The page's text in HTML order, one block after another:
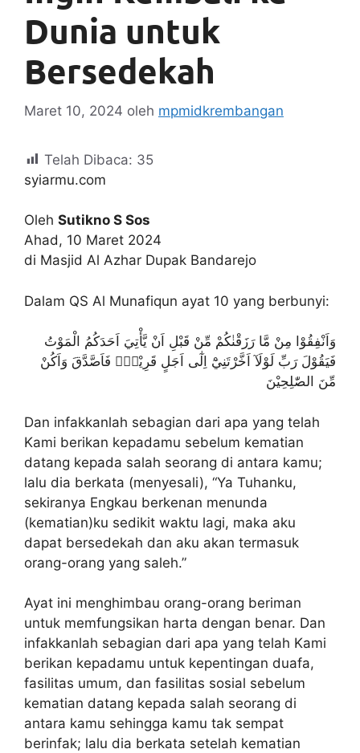
Dunia untuk
Bersedekah
Maret 10, 2024 oleh mpmidkrembangan
Telah Dibaca: 35
syiarmu.com
Oleh Sutikno S Sos
Ahad, 10 Maret 2024
di Masjid Al Azhar Dupak Bandarejo
Dalam QS Al Munafiqun ayat 10 yang berbunyi:
وَاَنْفِقُوْا مِنْ مَّا رَزَقْنٰكُمْ مِّنْ قَبْلِ اَنْ يَّأْتِيَ اَحَدَكُمُ الْمَوْتُ
فَيَقُوْلَ رَبِّ لَوْلَآ اَخَّرْتَنِيْٓ اِلٰٓى اَجَلٍ قَرِيْبٍۚ فَاَصَّدَّقَ وَاَكُنْ
مِّنَ الصّٰلِحِيْنَ
Dan infakkanlah sebagian dari apa yang telah
Kami berikan kepadamu sebelum kematian
datang kepada salah seorang di antara kamu;
lalu dia berkata (menyesali), “Ya Tuhanku,
sekiranya Engkau berkenan menunda
(kematian)ku sedikit waktu lagi, maka aku
dapat bersedekah dan aku akan termasuk
orang-orang yang saleh.”
Ayat ini menghimbau orang-orang beriman
untuk memfungsikan harta dengan benar. Dan
infakkanlah sebagian dari apa yang telah Kami
berikan kepadamu untuk kepentingan duafa,
fasilitas umum, dan fasilitas sosial sebelum
kematian datang kepada salah seorang di
antara kamu sehingga kamu tak sempat
berinfak; lalu dia berkata setelah kematian